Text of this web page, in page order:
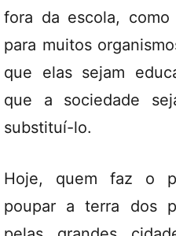
fora da escola,
para muitos
que elas sejam
que a sociedade
substituí-lo.
Hoje, quem faz o
poupar a terra dos